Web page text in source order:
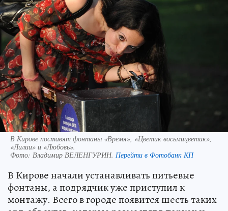
В Кирове поставят фонтаны «Время», «Цветик восьмицветик»,
«Лилии» и «Любовь».
Фото: Владимир ВЕЛЕНГУРИН. Перейти в Фотобанк КП
В Кирове начали устанавливать питьевые
фонтаны, а подрядчик уже приступил к
монтажу. Всего в городе появится шесть таких